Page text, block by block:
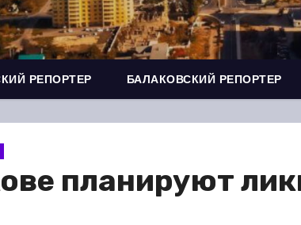
РЕПОРТЕР БАЛАКОВСКИЙ РЕПОРТЕР
планируют